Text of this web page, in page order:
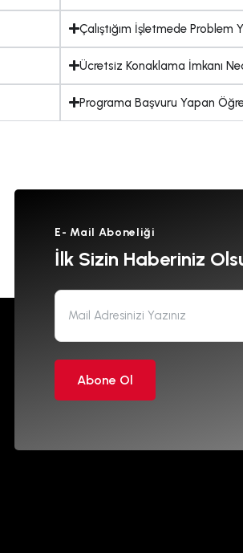
Çalıştığım İşletmede Problem
Ücretsiz Konaklama İmkanı
Programa Başvuru Yapan
E- Mail Aboneliği
İlk Sizin Haberiniz
Abone Ol